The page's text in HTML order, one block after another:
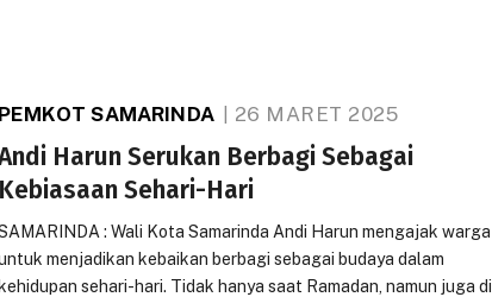
PEMKOT SAMARINDA 26 MARET 2025
Harun Serukan Berbagi Sebagai
Kebiasaan Sehari-Hari
: Wali Kota Samarinda Andi Harun mengajak warga
menjadikan kebaikan berbagi sebagai budaya dalam
kehidupan sehari-hari. Tidak hanya saat Ramadan, namun juga di